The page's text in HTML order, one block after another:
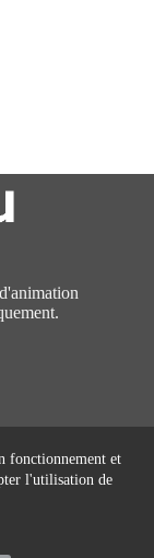
fonctionnement et
l'utilisation de